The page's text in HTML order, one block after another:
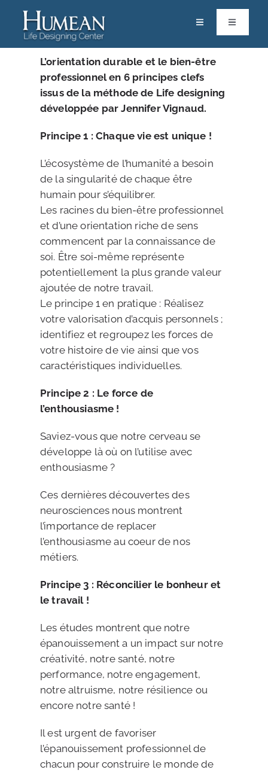
Passer
contenu
Toggle
Calendrier
Life Designers
Contact
Boutique
Mon espace
Toggle
Navigation
RACINES
ACCOMPAGNEMENTS & FORMATIONS
L’orientation durable et le bien-être
professionnel en 6 principes clefs
issus de la méthode de Life designing
développée par Jennifer Vignaud.
Principe 1 : Chaque vie est unique !
L’écosystème de l’humanité a besoin
de la singularité de chaque être
humain pour s’équilibrer.
Les racines du bien-être professionnel
et d’une orientation riche de sens
commencent par la connaissance de
soi. Être soi-même représente
potentiellement la plus grande valeur
ajoutée de notre travail.
Le principe 1 en pratique : Réalisez
votre valorisation d’acquis personnels ;
identifiez et regroupez les forces de
votre histoire de vie ainsi que vos
caractéristiques individuelles.
Principe 2 : Le force de
l’enthousiasme !
Saviez-vous que notre cerveau se
développe là où on l’utilise avec
enthousiasme ?
Ces dernières découvertes des
neurosciences nous montrent
l’importance de replacer
l’enthousiasme au coeur de nos
métiers.
Principe 3 : Réconcilier le bonheur et
le travail !
Les études montrent que notre
épanouissement a un impact sur notre
créativité, notre santé, notre
performance, notre engagement,
notre altruisme, notre résilience ou
encore notre santé !
Il est urgent de favoriser
l’épanouissement professionnel de
chacun pour construire le monde de